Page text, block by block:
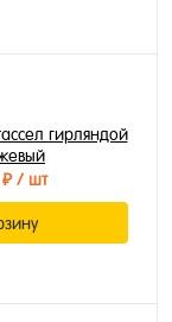
гирляндой
₽/ шт